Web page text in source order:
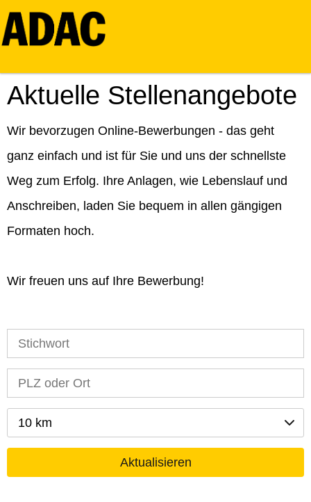
Aktuelle Stellenangebote
Wir bevorzugen Online-Bewerbungen - das geht
ganz einfach und ist für Sie und uns der schnellste
Weg zum Erfolg. Ihre Anlagen, wie Lebenslauf und
Anschreiben, laden Sie bequem in allen gängigen
Formaten hoch.
Wir freuen uns auf Ihre Bewerbung!
10 km
Aktualisieren